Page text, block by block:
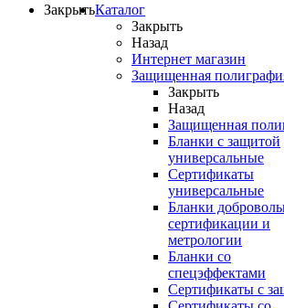
ЗакрытьКаталог
Закрыть
Назад
Интернет магазин
Защищенная
Закрыть
Назад
Защищенная
Бланки с защитой
универсальные
Сертификаты
универсальные
Бланки
сертификации и
метрологии
Бланки со
спецэффектами
Сертификаты с